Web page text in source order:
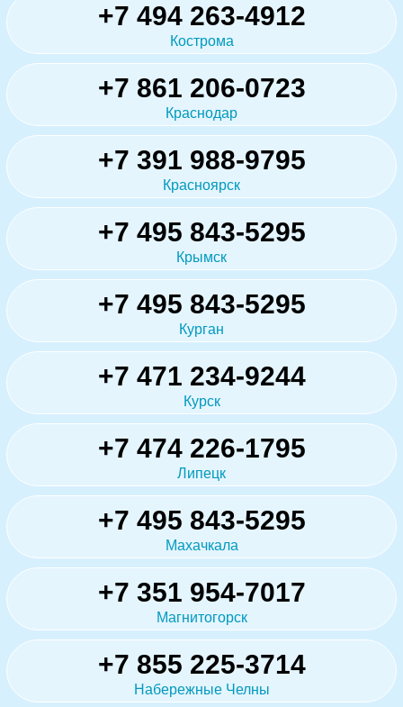
+7 494 263-4912
Кострома
+7 861 206-0723
Краснодар
+7 391 988-9795
Красноярск
+7 495 843-5295
Крымск
+7 495 843-5295
Курган
+7 471 234-9244
Курск
+7 474 226-1795
Липецк
+7 495 843-5295
Махачкала
+7 351 954-7017
Магнитогорск
+7 855 225-3714
Набережные Челны